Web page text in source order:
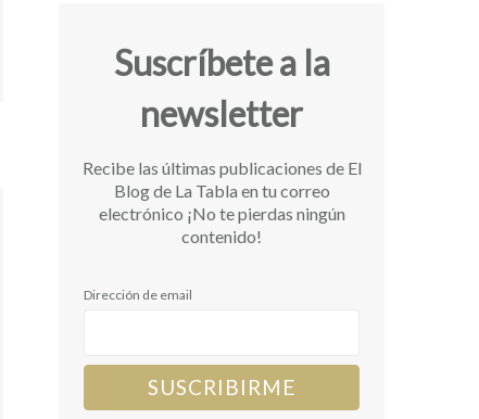
Suscríbete a la
newsletter
Recibe las últimas publicaciones de El
Blog de La Tabla en tu correo
electrónico ¡No te pierdas ningún
contenido!
Dirección de email